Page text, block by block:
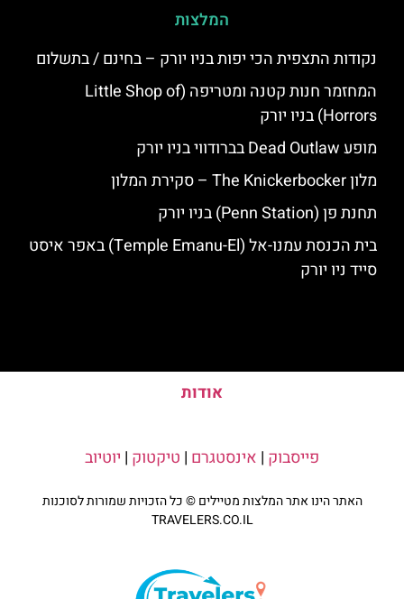
המלצות
נקודות התצפית הכי יפות בניו יורק – בחינם / בתשלום
המחזמר חנות קטנה ומטריפה (Little Shop of
Horrors) בניו יורק
מופע Dead Outlaw בברודווי בניו יורק
מלון The Knickerbocker – סקירת המלון
תחנת פן (Penn Station) בניו יורק
בית הכנסת עמנו-אל (Temple Emanu-El) באפר איסט
סייד ניו יורק
אודות
פייסבוק | אינסטגרם | טיקטוק | יוטיוב
האתר הינו אתר המלצות מטיילים © כל הזכויות שמורות לסוכנות
TRAVELERS.CO.IL